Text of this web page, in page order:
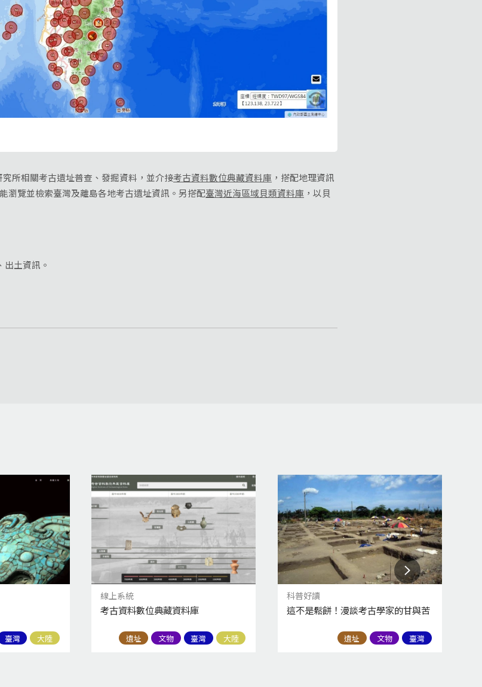
所相關考古遺址普查、發掘資料，並介接考古資料數位典藏資料庫 ，搭配地理資訊
瀏覽並檢索臺灣及離島各地考古遺址資訊。另搭配臺灣近海區域貝類資料庫 ，以貝
土資訊。
臺灣 大陸
線上系統
考古資料數位典藏資料庫
遺址 文物 臺灣 大陸
科普好讀
這不是鬆餅！漫談考古學家的甘與苦
遺址 文物 臺灣